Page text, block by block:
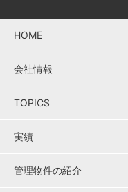
HOME
会社情報
TOPICS
実績
管理物件の紹介